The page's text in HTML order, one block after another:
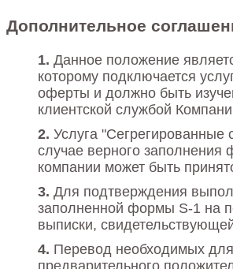
Дополнительное
Данное положение
которому подключается
оферты и должно быть
клиентской службой
Услуга "Сегрегированные
случае верного
компании может быть
Для подтверждения
заполненной формы S-1 на
выписки,
Перевод необходимых для